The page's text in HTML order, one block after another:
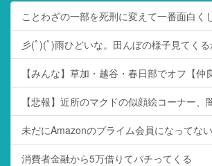
ことわざの一部を死刑に変えて一番面白く
彡(ﾟ)(ﾟ)雨ひどいな。田んぼの様子見てく
【みんな】草加・越谷・春日部でオフ【仲
【悲報】近所のマクドの似顔絵コーナー、
未だにAmazonのプライム会員になってな
消費者金融から5万借りてパチってくる